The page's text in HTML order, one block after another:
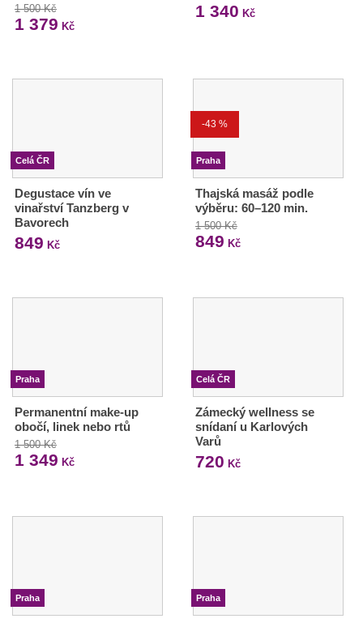
1 500 Kč
1 379 Kč
1 340 Kč
Celá ČR
Degustace vín ve
vinařství Tanzberg v
Bavorech
849 Kč
-43 %
Praha
Thajská masáž podle
výběru: 60–120 min.
1 500 Kč
849 Kč
Praha
Permanentní make-up
obočí, linek nebo rtů
1 500 Kč
1 349 Kč
Celá ČR
Zámecký wellness se
snídaní u Karlových
Varů
720 Kč
Praha Praha